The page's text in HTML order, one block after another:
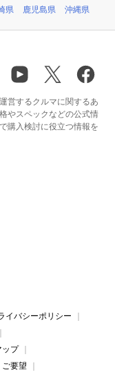
県 鹿児島県 沖縄県
営するクルマに関するあ
やスペックなどの公式情
購入検討に役立つ情報を
イバシーポリシー
ップ
ご要望